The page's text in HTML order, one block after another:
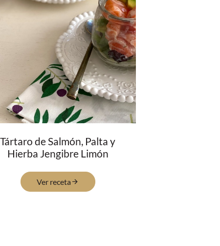
Tártaro de Salmón, Palta y
Hierba Jengibre Limón
Ver receta